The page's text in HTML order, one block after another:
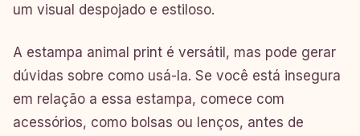
um visual despojado e estiloso.
A estampa animal print é versátil, mas pode gerar
dúvidas sobre como usá-la. Se você está insegura
em relação a essa estampa, comece com
acessórios, como bolsas ou lenços, antes de